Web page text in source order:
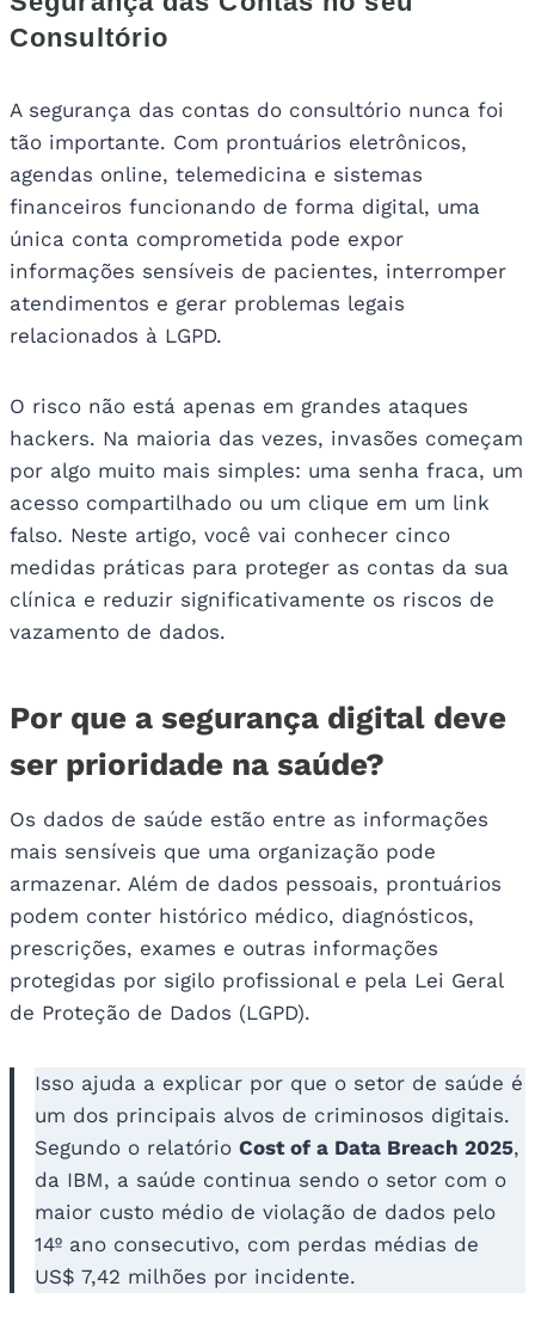
Consultório
A segurança das contas do consultório nunca foi
tão importante. Com prontuários eletrônicos,
agendas online, telemedicina e sistemas
financeiros funcionando de forma digital, uma
única conta comprometida pode expor
informações sensíveis de pacientes, interromper
atendimentos e gerar problemas legais
relacionados à LGPD.
O risco não está apenas em grandes ataques
hackers. Na maioria das vezes, invasões começam
por algo muito mais simples: uma senha fraca, um
acesso compartilhado ou um clique em um link
falso. Neste artigo, você vai conhecer cinco
medidas práticas para proteger as contas da sua
clínica e reduzir significativamente os riscos de
vazamento de dados.
Por que a segurança digital deve
ser prioridade na saúde?
Os dados de saúde estão entre as informações
mais sensíveis que uma organização pode
armazenar. Além de dados pessoais, prontuários
podem conter histórico médico, diagnósticos,
prescrições, exames e outras informações
protegidas por sigilo profissional e pela Lei Geral
de Proteção de Dados (LGPD).
Isso ajuda a explicar por que o setor de saúde é
um dos principais alvos de criminosos digitais.
Segundo o relatório Cost of a Data Breach 2025,
da IBM, a saúde continua sendo o setor com o
maior custo médio de violação de dados pelo
14º ano consecutivo, com perdas médias de
US$ 7,42 milhões por incidente.